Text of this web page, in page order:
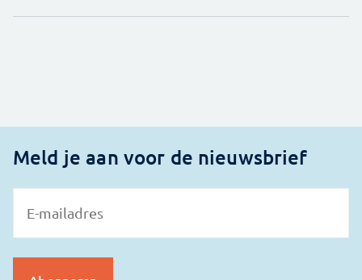
Meld je aan voor de nieuwsbrief